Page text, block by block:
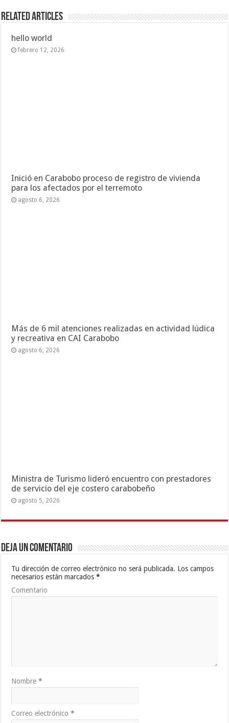
Related Articles
hello world
febrero 12, 2026
Inició en Carabobo proceso de registro de vivienda
para los afectados por el terremoto
agosto 6, 2026
Más de 6 mil atenciones realizadas en actividad lúdica
y recreativa en CAI Carabobo
agosto 6, 2026
Ministra de Turismo lideró encuentro con prestadores
de servicio del eje costero carabobeño
agosto 5, 2026
Deja un comentario
Tu dirección de correo electrónico no será publicada. Los campos
necesarios están marcados*
Comentario
Nombre*
Correo electrónico*